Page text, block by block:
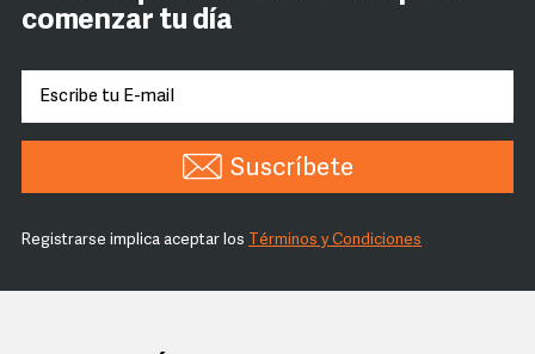
comenzar tu día
Suscríbete
Registrarse implica aceptar los Términos y Condiciones